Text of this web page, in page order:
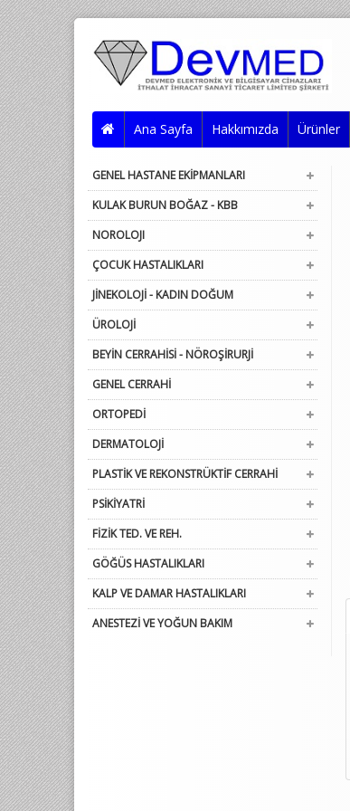
Ana Sayfa Hakkımızda Ürünler
GENEL HASTANE EKİPMANLARI
KULAK BURUN BOĞAZ - KBB
NOROLOJI
ÇOCUK HASTALIKLARI
JİNEKOLOJİ - KADIN DOĞUM
ÜROLOJİ
BEYİN CERRAHİSİ - NÖROŞİRURJİ
GENEL CERRAHİ
ORTOPEDİ
DERMATOLOJİ
PLASTİK VE REKONSTRÜKTİF CERRAHİ
PSİKİYATRİ
FİZİK TED. VE REH.
GÖĞÜS HASTALIKLARI
KALP VE DAMAR HASTALIKLARI
ANESTEZİ VE YOĞUN BAKIM